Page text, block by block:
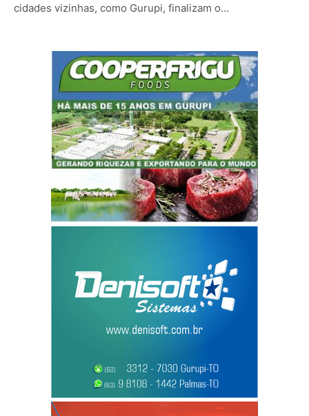
cidades vizinhas, como Gurupi, finalizam o…